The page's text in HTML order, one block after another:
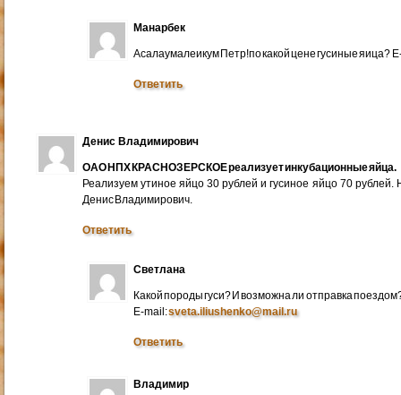
Манарбек
Асалаумалеикум Петр!по какой цене гусиные яица?
Ответить
Денис Владимирович
ОАО НПХ КРАСНОЗЕРСКОЕ реализует инкубационные яйца.
Реализуем утиное яйцо 30 рублей и гусиное яйцо 70
Денис Владимирович.
Ответить
Светлана
Какой породы гуси? И возможна ли отправка
E-mail:sveta.iliushenko@mail.ru
Ответить
Владимир